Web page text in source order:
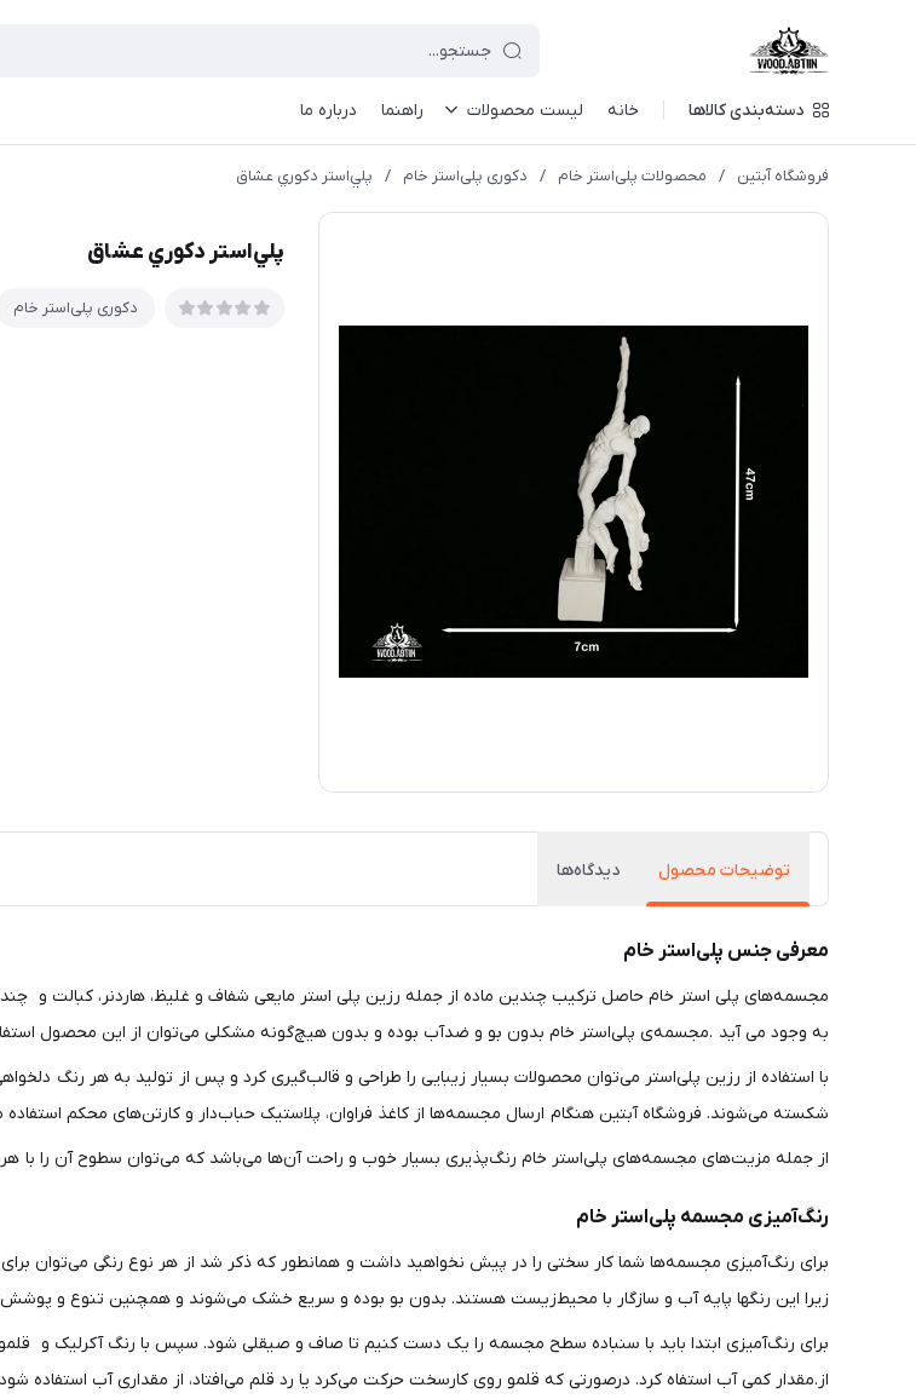
دسته‌بندی کالاها خانه لیست محصولات راهنما درباره ما
فروشگاه آبتین / محصولات پلی‌استر خام / دکوری پلی‌استر خام / پلي‌استر دكوري عشاق
پلي‌استر دكوري عشاق
دکوری پلی‌استر خام
توضیحات محصول دیدگاه‌ها
معرفی جنس پلی‌استر خام
مجسمه‌های پلی استر خام حاصل ترکیب چندین ماده از جمله رزین پلی استر مایعی شفاف و غلیظ، هاردنر، کبالت و
به وجود می آید .مجسمه‌ی پلی‌استر خام بدون بو و ضدآب بوده و بدون هیچ‌گونه مشکلی می‌توان از این محصول
با استفاده از رزین پلی‌استر می‌توان محصولات بسیار زیبایی را طراحی و قالب‌گیری کرد و پس از تولید به هر رنگ
شکسته می‌شوند. فروشگاه آبتین هنگام ارسال مجسمه‌ها از کاغذ فراوان، پلاستیک حباب‌دار و کارتن‌های محکم
از جمله مزیت‌های مجسمه‌های پلی‌استر خام رنگ‌پذیری بسیار خوب و راحت آن‌ها می‌باشد که می‌توان سطوح آن را با
رنگ‌آمیزی مجسمه پلی‌استر خام
برای رنگ‌آمیزی مجسمه‌ها شما کار سختی را در پیش نخواهید داشت و همانطور که ذکر شد از هر نوع رنگی می‌توان
زیرا این رنگ‎ها پایه آب و سازگار با محیط‌زیست هستند. بدون بو بوده و سریع خشک می‌شوند و همچنین تنوع و پوشش‌دهی بالایی دارند.
برای رنگ‌آمیزی ابتدا باید با سنباده سطح مجسمه را یک دست کنیم تا صاف و صیقلی شود. سپس با رنگ آکرلیک و
از.مقدار کمی آب استفاه کرد. درصورتی که قلمو روی کارسخت حرکت می‌کرد یا رد قلم می‌افتاد، از مقداری آب